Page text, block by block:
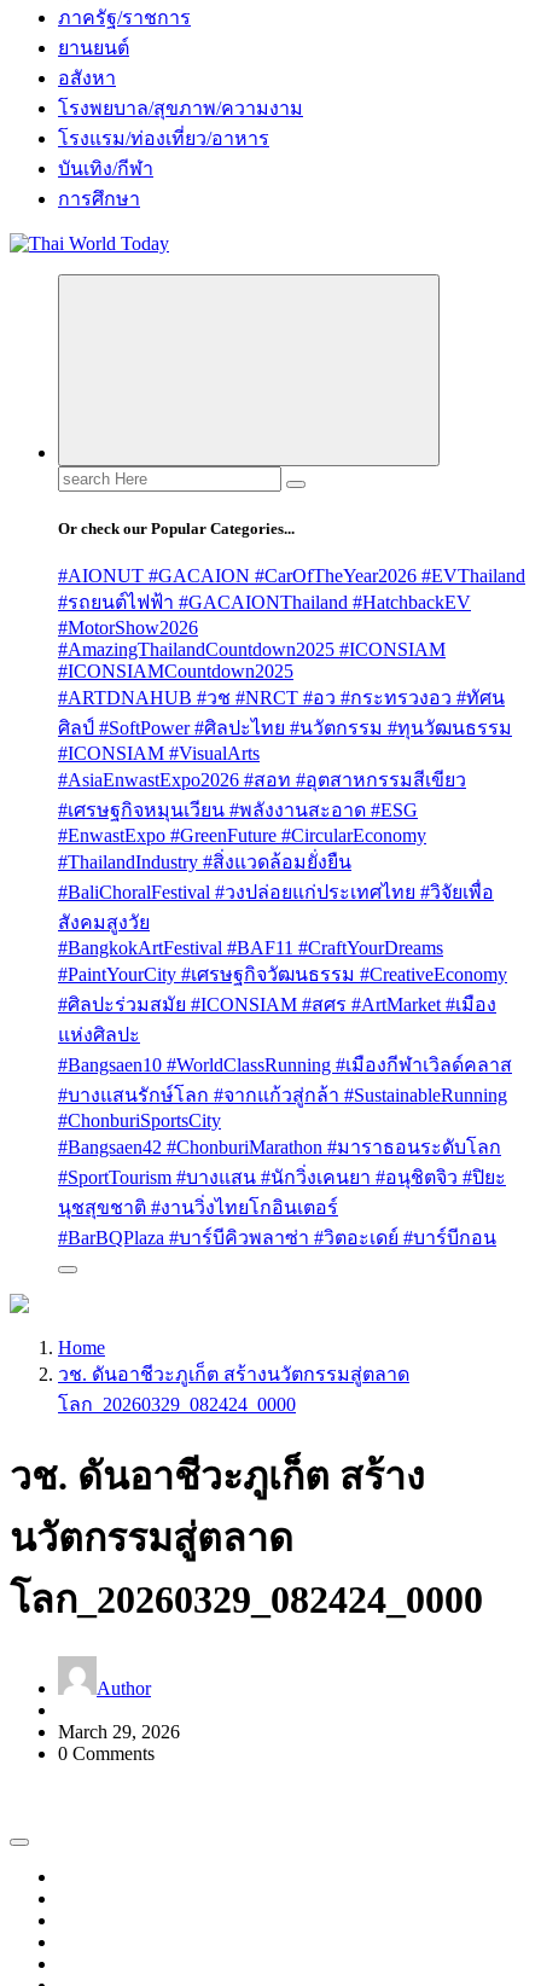
ภาครัฐ/ราชการ
ยานยนต์
อสังหา
โรงพยบาล/สุขภาพ/ความงาม
โรงแรม/ท่องเที่ยว/อาหาร
บันเทิง/กีฬา
การศึกษา
Search
for:
Or check our Popular Categories...
#AIONUT #GACAION #CarOfTheYear2026 #EVThailand
#รถยนต์ไฟฟ้า #GACAIONThailand #HatchbackEV
#MotorShow2026
#AmazingThailandCountdown2025 #ICONSIAM
#ICONSIAMCountdown2025
#ARTDNAHUB #วช #NRCT #อว #กระทรวงอว #ทัศน
ศิลป์ #SoftPower #ศิลปะไทย #นวัตกรรม #ทุนวัฒนธรรม
#ICONSIAM #VisualArts
#AsiaEnwastExpo2026 #สอท #อุตสาหกรรมสีเขียว
#เศรษฐกิจหมุนเวียน #พลังงานสะอาด #ESG
#EnwastExpo #GreenFuture #CircularEconomy
#ThailandIndustry #สิ่งแวดล้อมยั่งยืน
#BaliChoralFestival #วงปล่อยแก่ประเทศไทย #วิจัยเพื่อ
สังคมสูงวัย
#BangkokArtFestival #BAF11 #CraftYourDreams
#PaintYourCity #เศรษฐกิจวัฒนธรรม #CreativeEconomy
#ศิลปะร่วมสมัย #ICONSIAM #สศร #ArtMarket #เมือง
แห่งศิลปะ
#Bangsaen10 #WorldClassRunning #เมืองกีฬาเวิลด์คลาส
#บางแสนรักษ์โลก #จากแก้วสู่กล้า #SustainableRunning
#ChonburiSportsCity
#Bangsaen42 #ChonburiMarathon #มาราธอนระดับโลก
#SportTourism #บางแสน #นักวิ่งเคนยา #อนุชิตจิว #ปิยะ
นุชสุขชาติ #งานวิ่งไทยโกอินเตอร์
#BarBQPlaza #บาร์บีคิวพลาซ่า #วิตอะเดย์ #บาร์บีกอน
Home
วช. ดันอาชีวะภูเก็ต สร้างนวัตกรรมสู่ตลาด
โลก_20260329_082424_0000
วช. ดันอาชีวะภูเก็ต สร้าง
นวัตกรรมสู่ตลาด
โลก_20260329_082424_0000
Author
March 29, 2026
0 Comments